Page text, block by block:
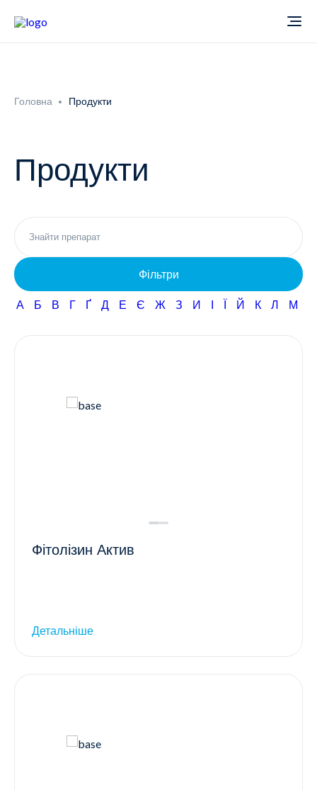
Новини
Неврологія
Гінекологія
Фармаконагляд
Кар'єра
Головна Продукти
Продукти
Фільтри
А Б В Г Ґ Д Е Є Ж З И І Ї Й К Л М
Фітолізин Актив
Детальніше